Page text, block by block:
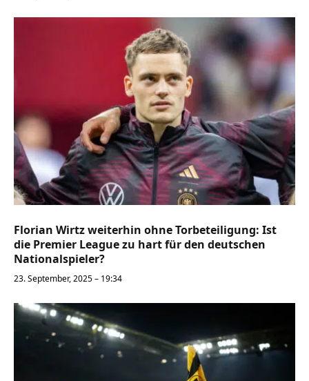
Florian Wirtz weiterhin ohne Torbeteiligung: Ist
die Premier League zu hart für den deutschen
Nationalspieler?
23. September, 2025 – 19:34